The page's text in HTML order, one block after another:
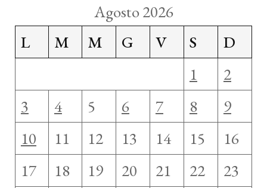
Agosto 2026
L
M M G V S
D
1
2
3
4 5 6 7 8
9
10
11 12 13 14 15
16
17
18 19 20 21 22
23